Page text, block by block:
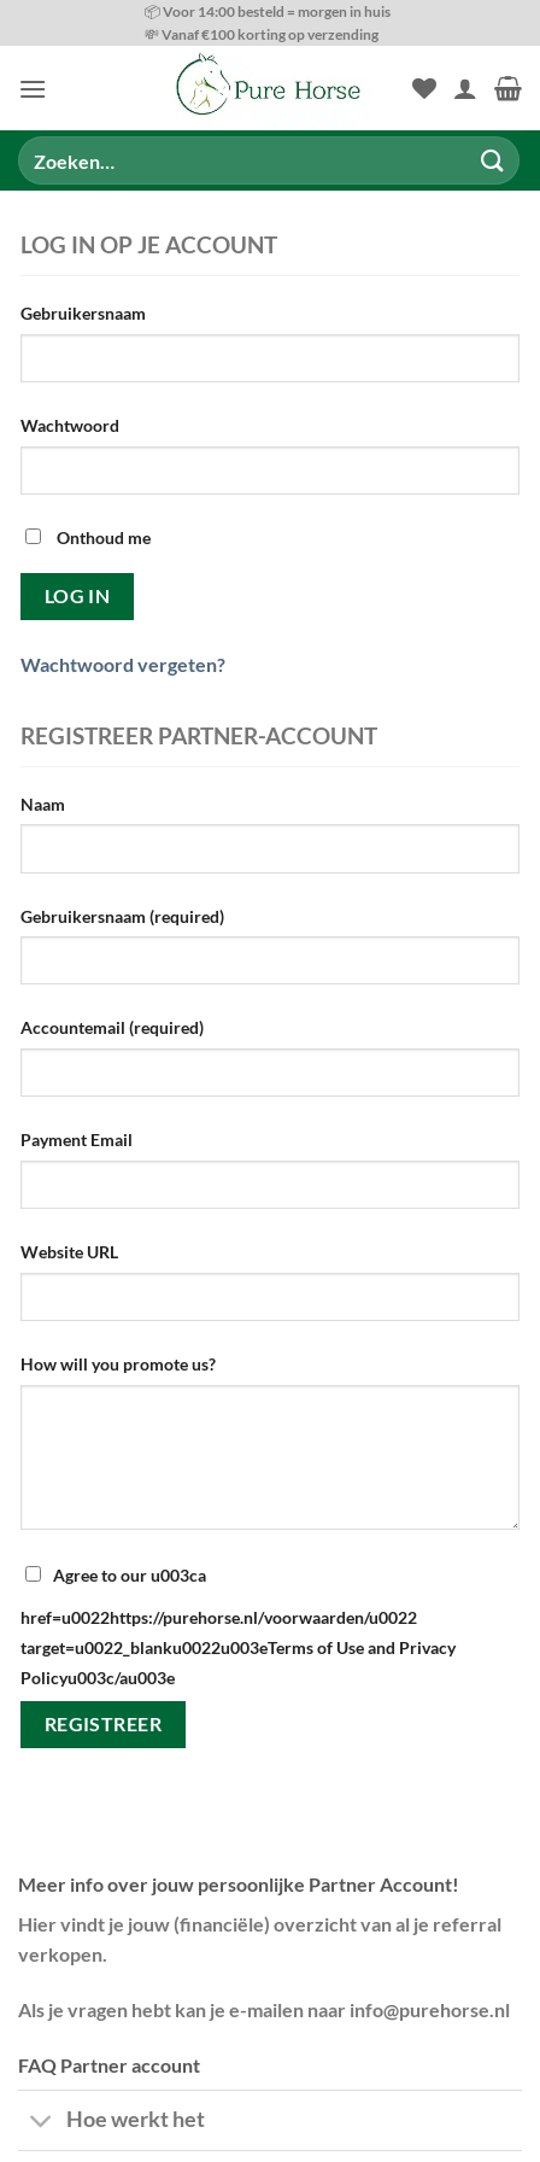
naar
📦 Voor 14:00 besteld = morgen in huis
💸 Vanaf €100 korting op verzending
Zoeken
naar:
LOG IN OP JE ACCOUNT
Gebruikersnaam
Wachtwoord
Onthoud me
Wachtwoord vergeten?
REGISTREER PARTNER-ACCOUNT
Naam
Gebruikersnaam (required)
Accountemail (required)
Payment Email
Website URL
How will you promote us?
Agree to our u003ca
href=u0022https://purehorse.nl/voorwaarden/u0022
target=u0022_blanku0022u003eTerms of Use and Privacy
Policyu003c/au003e
Meer info over jouw persoonlijke Partner Account!
Hier vindt je jouw (financiële) overzicht van al je referral
verkopen.
Als je vragen hebt kan je e-mailen naar info@purehorse.nl
FAQ Partner account
Hoe werkt het